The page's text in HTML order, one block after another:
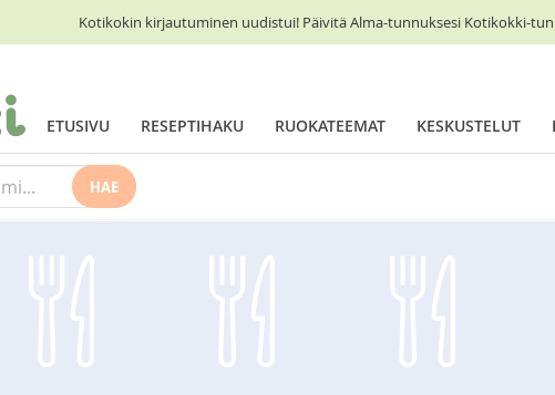
Kotikokin kirjautuminen uudistui! Päivitä Alma-tunnuksesi Kotikokki-
ETUSIVU RESEPTIHAKU RUOKATEEMAT KESKUSTELUT
HAE